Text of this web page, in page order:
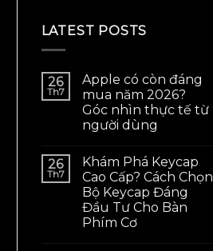
LATEST POSTS
26
Th7
Apple có còn đáng
mua năm 2026?
Góc nhìn thực tế từ
người dùng
26
Th7
Khám Phá Keycap
Cao Cấp? Cách Chọn
Bộ Keycap Đáng
Đầu Tư Cho Bàn
Phím Cơ